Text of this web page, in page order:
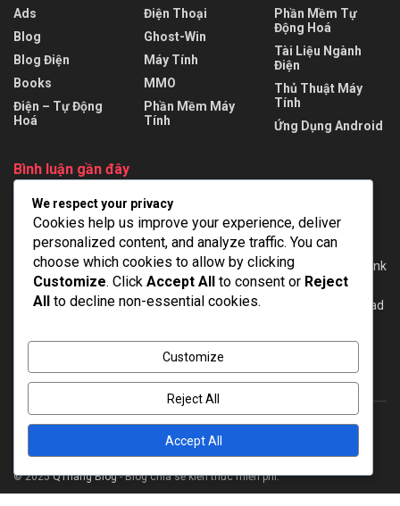
Ads
Blog
Blog Điện
Books
Điện – Tự Động
Hoá
Điện Thoại
Ghost-Win
Máy Tính
MMO
Phần Mềm Máy
Tính
Phần Mềm Tự
Động Hoá
Tài Liệu Ngành
Điện
Thủ Thuật Máy
Tính
Ứng Dụng Android
Bình luận gần đây
tùngtrong AutoCAD Electrical 2024 + Repack + Portable – Full
viettrongEPLAN Pro Panel 2022 mới nhất – Full Cờ rắc [Google
Drive]
DientrongWinCC Flexible 2008 SP3 + SP5 for Windows 7/10 – Link
download full
MinhtrongTải phần mềm lập trình TIA Portal V20 – Link download
AdmintrongDownload TIA Portal V16 – Hướng dẫn cài đặt – Full
Privacy & Policy
© 2025QThang Blog- Blog chia sẻ kiến thức miễn phí.
We respect your privacy
Cookies help us improve your experience, deliver
personalized content, and analyze traffic. You can
choose which cookies to allow by clicking
Customize. Click Accept All to consent or Reject
All to decline non-essential cookies.
Customize
Reject All
Accept All